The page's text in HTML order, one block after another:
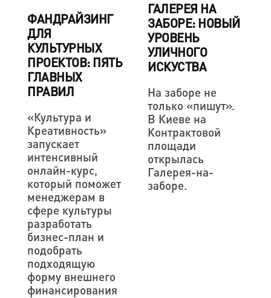
ФАНДРАЙЗИНГ
ДЛЯ
КУЛЬТУРНЫХ
ПРОЕКТОВ: ПЯТЬ
ГЛАВНЫХ
ПРАВИЛ
«Культура и
Креативность»
запускает
интенсивный
онлайн-курс,
который поможет
менеджерам в
сфере культуры
разработать
бизнес-план и
подобрать
подходящую
форму внешнего
финансирования
ГАЛЕРЕЯ НА
ЗАБОРЕ: НОВЫЙ
УРОВЕНЬ
УЛИЧНОГО
ИСКУСТВА
На заборе не
только «пишут».
В Киеве на
Контрактовой
площади
открылась
Галерея-на-
заборе.